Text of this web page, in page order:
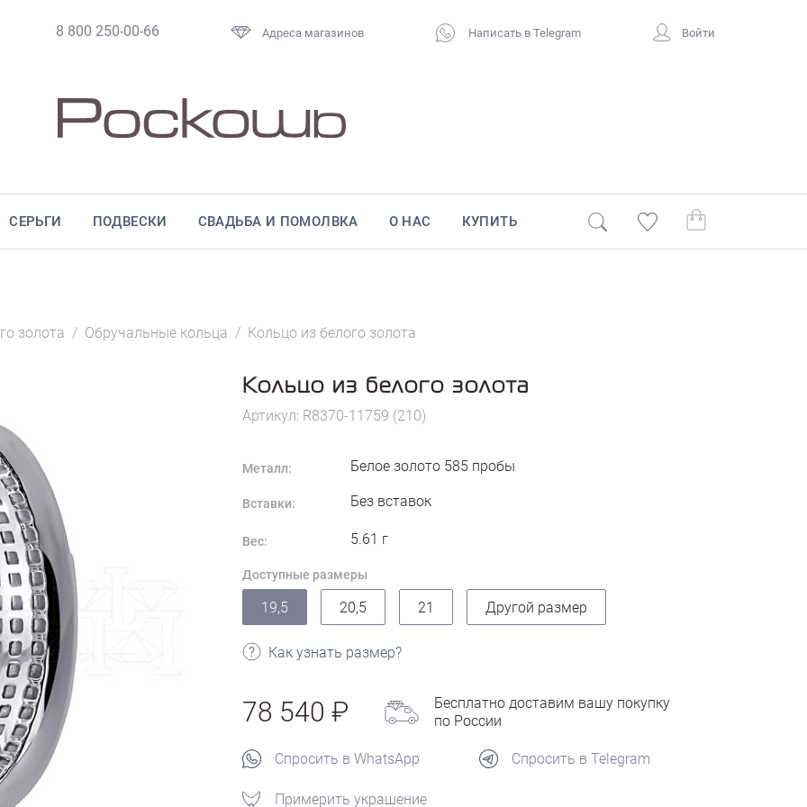
8 800 250-00-66 Адреса магазинов Написать в Telegram Войти
СЕРЬГИ ПОДВЕСКИ СВАДЬБА И ПОМОЛВКА О НАС КУПИТЬ
золота / Обручальные кольца / Кольцо из белого золота
Кольцо из белого золота
Артикул: R8370-11759 (210)
Металл: Белое золото 585 пробы
Вставки: Без вставок
Вес: 5.61 г
Доступные размеры
19,5 20,5 21 Другой размер
Как узнать размер?
78 540
Бесплатно доставим вашу покупку
по России
Спросить в WhatsApp Спросить в Telegram
Примерить украшение